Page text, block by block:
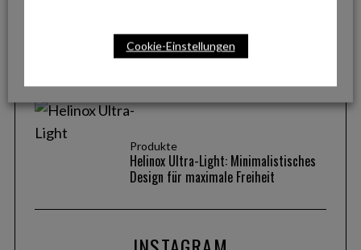
Produkte
La Sportiva Ultra Raptor 3: Der robuste
Produkte
Helinox Ultra-Light: Minimalistisches
Design für maximale Freiheit
Cookie-Einstellungen